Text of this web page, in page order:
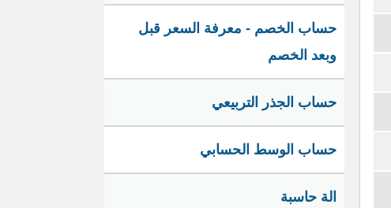
حساب الخصم - معرفة السعر قبل
وبعد الخصم
حساب الجذر التربيعي
حساب الوسط الحسابي
الة حاسبة